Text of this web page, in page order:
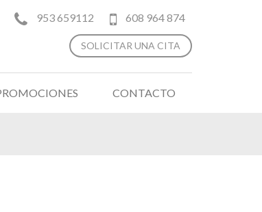
953 659112 608 964 874
SOLICITAR UNA CITA
CONTACTO